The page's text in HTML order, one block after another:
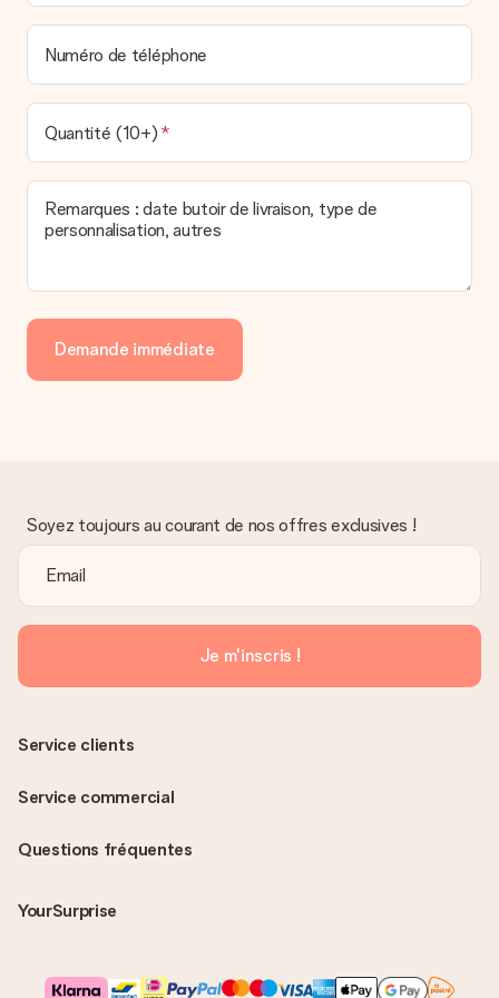
Numéro de téléphone
Quantité (10+)
Remarques : date butoir de livraison, type de
personnalisation, autres
Demande immédiate
Soyez toujours au courant de nos offres exclusives !
Je m'inscris !
Questions fréquentes
YourSurprise
Service clients
Service commercial